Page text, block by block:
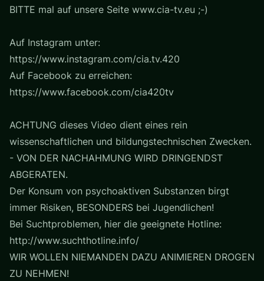
BITTE mal auf unsere Seite www.cia-tv.eu ;-)
Auf Instagram unter:
https://www.instagram.com/cia.tv.420
Auf Facebook zu erreichen:
https://www.facebook.com/cia420tv
ACHTUNG dieses Video dient eines rein
wissenschaftlichen und bildungstechnischen Zwecken.
- VON DER NACHAHMUNG WIRD DRINGENDST
ABGERATEN.
Der Konsum von psychoaktiven Substanzen birgt
immer Risiken, BESONDERS bei Jugendlichen!
Bei Suchtproblemen, hier die geeignete Hotline:
http://www.suchthotline.info/
WIR WOLLEN NIEMANDEN DAZU ANIMIEREN DROGEN
ZU NEHMEN!